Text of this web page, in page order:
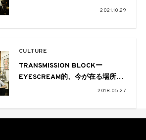
2021.10.29
CULTURE
TRANSMISSION BLOCKー
EYESCREAM的、今が在る場所ー
Vol.06 darlin. navi by 踊 Foot
2018.05.27